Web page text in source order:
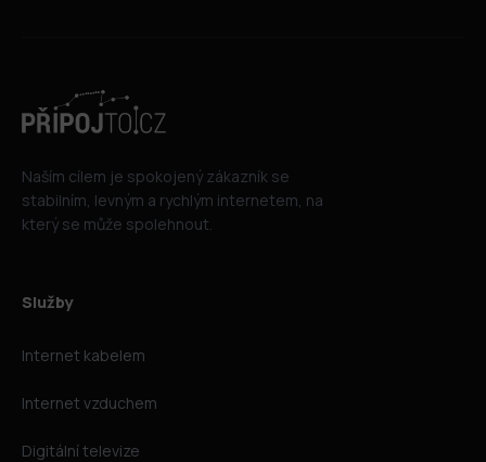
Naším cílem je spokojený zákazník se
stabilním, levným a rychlým internetem, na
který se může spolehnout.
Služby
Internet kabelem
Internet vzduchem
Digitální televize